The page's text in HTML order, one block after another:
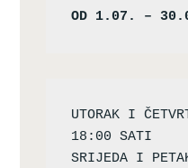
OD 1.07. –
UTORAK I
18:00 SATI
SRIJEDA I